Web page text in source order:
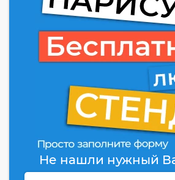
Не нашли нужный